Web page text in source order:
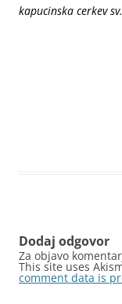
kapucinska cerkev
Dodaj odgovor
Za objavo
This site uses
comment data is